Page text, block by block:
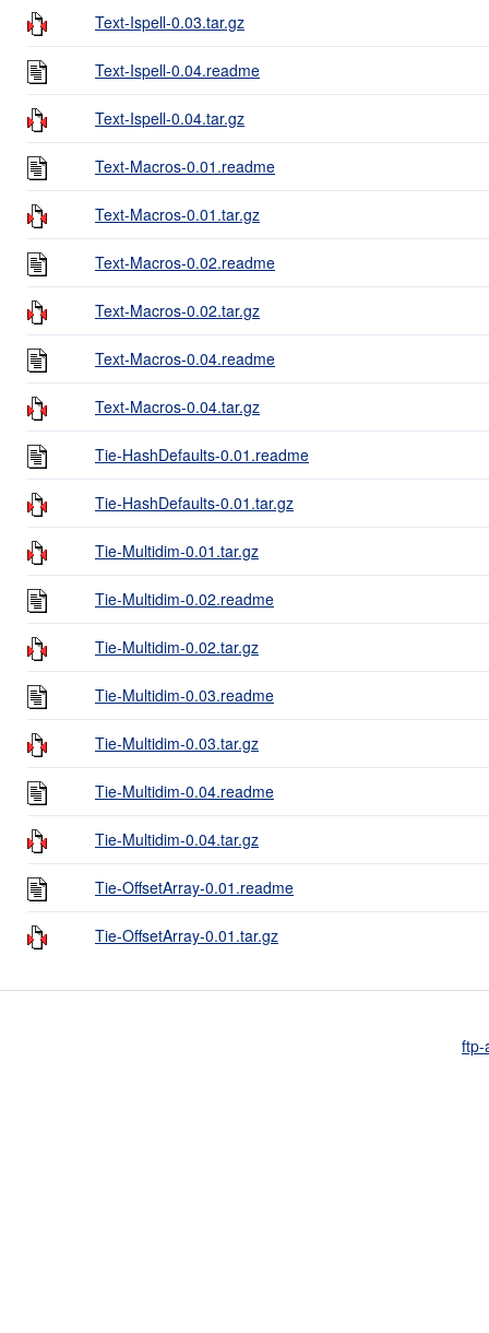
Text-Ispell-0.03.tar.gz
Text-Ispell-0.04.readme
Text-Ispell-0.04.tar.gz
Text-Macros-0.01.readme
Text-Macros-0.01.tar.gz
Text-Macros-0.02.readme
Text-Macros-0.02.tar.gz
Text-Macros-0.04.readme
Text-Macros-0.04.tar.gz
Tie-HashDefaults-0.01.readme
Tie-HashDefaults-0.01.tar.gz
Tie-Multidim-0.01.tar.gz
Tie-Multidim-0.02.readme
Tie-Multidim-0.02.tar.gz
Tie-Multidim-0.03.readme
Tie-Multidim-0.03.tar.gz
Tie-Multidim-0.04.readme
Tie-Multidim-0.04.tar.gz
Tie-OffsetArray-0.01.readme
Tie-OffsetArray-0.01.tar.gz
ftp-